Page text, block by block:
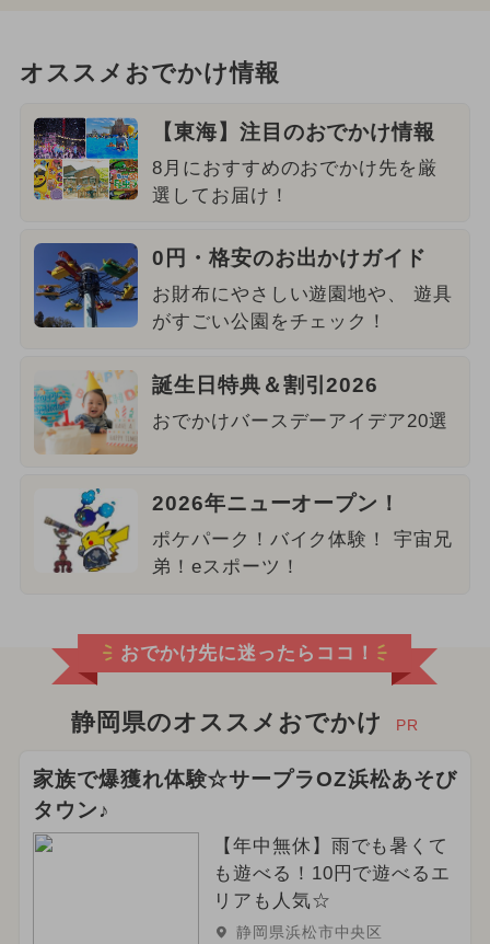
オススメおでかけ情報
【東海】注目のおでかけ情報
8月におすすめのおでかけ先を厳
選してお届け！
0円・格安のお出かけガイド
お財布にやさしい遊園地や、 遊具
がすごい公園をチェック！
誕生日特典＆割引2026
おでかけバースデーアイデア20選
2026年ニューオープン！
ポケパーク！バイク体験！ 宇宙兄
弟！eスポーツ！
おでかけ先に迷ったらココ！
静岡県のオススメおでかけ PR
家族で爆獲れ体験☆サープラOZ浜松あそび
タウン♪
【年中無休】雨でも暑くて
も遊べる！10円で遊べるエ
リアも人気☆
静岡県浜松市中央区